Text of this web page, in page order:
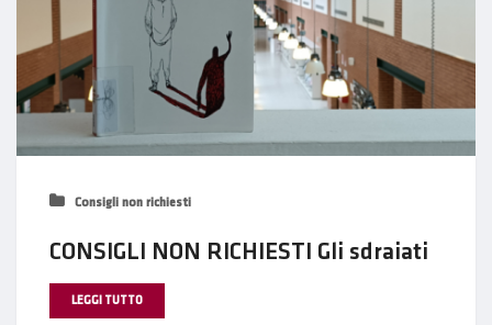
Consigli non richiesti
CONSIGLI NON RICHIESTI Gli sdraiati
LEGGI TUTTO